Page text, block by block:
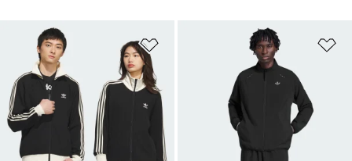
Dodaj do listy życzeń